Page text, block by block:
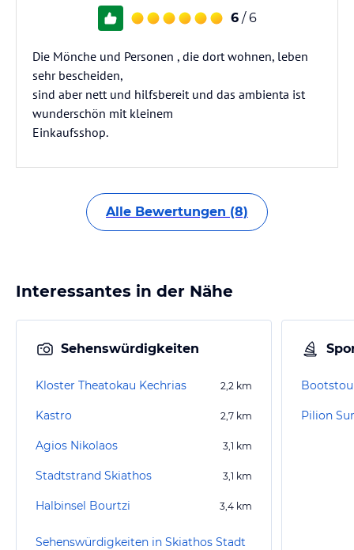
6 / 6
Die Mönche und Personen , die dort wohnen, leben
sehr bescheiden,
sind aber nett und hilfsbereit und das ambienta ist
wunderschön mit kleinem
Einkaufsshop.
Alle Bewertungen (8)
Interessantes in der Nähe
Sehenswürdigkeiten
Kloster Theatokau Kechrias 2,2 km
Kastro 2,7 km
Agios Nikolaos 3,1 km
Stadtstrand Skiathos 3,1 km
Halbinsel Bourtzi 3,4 km
Sehenswürdigkeiten in Skiathos Stadt
Pilion